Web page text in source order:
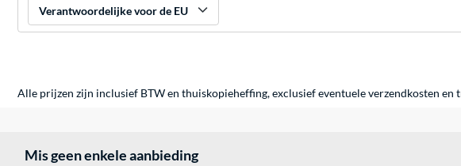
Verantwoordelijke voor de EU
Alle prijzen zijn inclusief BTW en thuiskopieheffing, exclusief eventueleverzendkosten en
Mis geen enkele aanbieding